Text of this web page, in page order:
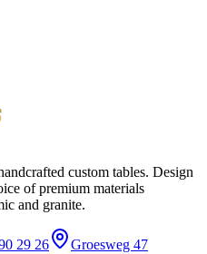
custom tables. Design
of premium materials
and granite.
29 26
Groesweg 47